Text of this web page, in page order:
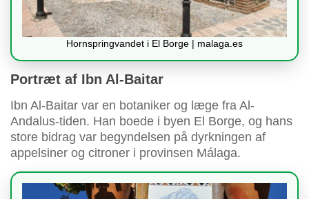
Hornspringvandet i El Borge | malaga.es
Portræt af Ibn Al-Baitar
Ibn Al-Baitar var en botaniker og læge fra Al-
Andalus-tiden. Han boede i byen El Borge, og hans
store bidrag var begyndelsen på dyrkningen af
appelsiner og citroner i provinsen Málaga.